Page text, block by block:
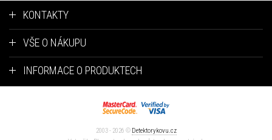
KONTAKTY
VŠE O NÁKUPU
INFORMACE O PRODUKTECH
2003 - 2026 © Detektorykovu.cz